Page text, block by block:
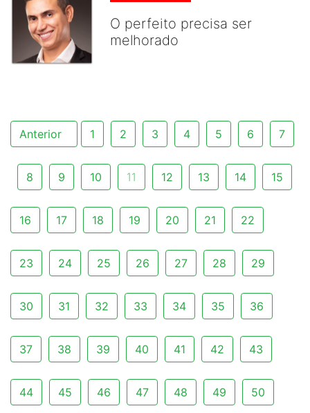
O perfeito precisa ser
melhorado
Anterior 1 2 3 4 5 6 7
8 9 10 11 12 13 14 15
16 17 18 19 20 21 22
23 24 25 26 27 28 29
30 31 32 33 34 35 36
37 38 39 40 41 42 43
44 45 46 47 48 49 50